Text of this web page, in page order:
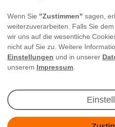
Wenn Sie "Zustimmen" sagen,
weiterzuverarbeiten. Falls Sie dem
wir uns auf die wesentliche
nicht auf Sie zu. Weitere
Einstellungen und in unserer
unserem Impressum
E-MAIL **
Ich akzeptiere die
** Hierbei